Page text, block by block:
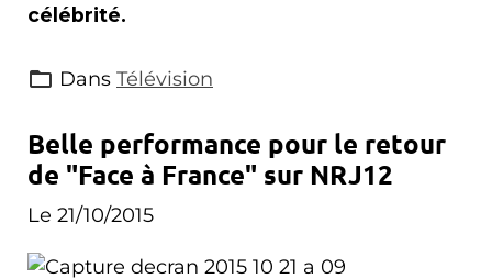
célébrité.
Dans Télévision
Belle performance pour le retour
de "Face à France" sur NRJ12
Le 21/10/2015